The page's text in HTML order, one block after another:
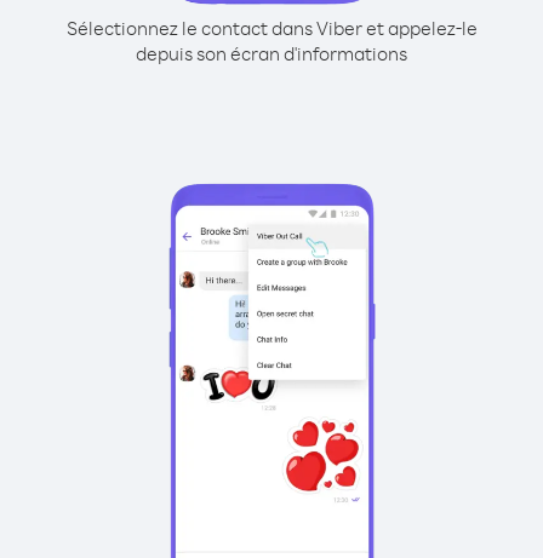
Sélectionnez le contact dans Viber et appelez-le
depuis son écran d'informations